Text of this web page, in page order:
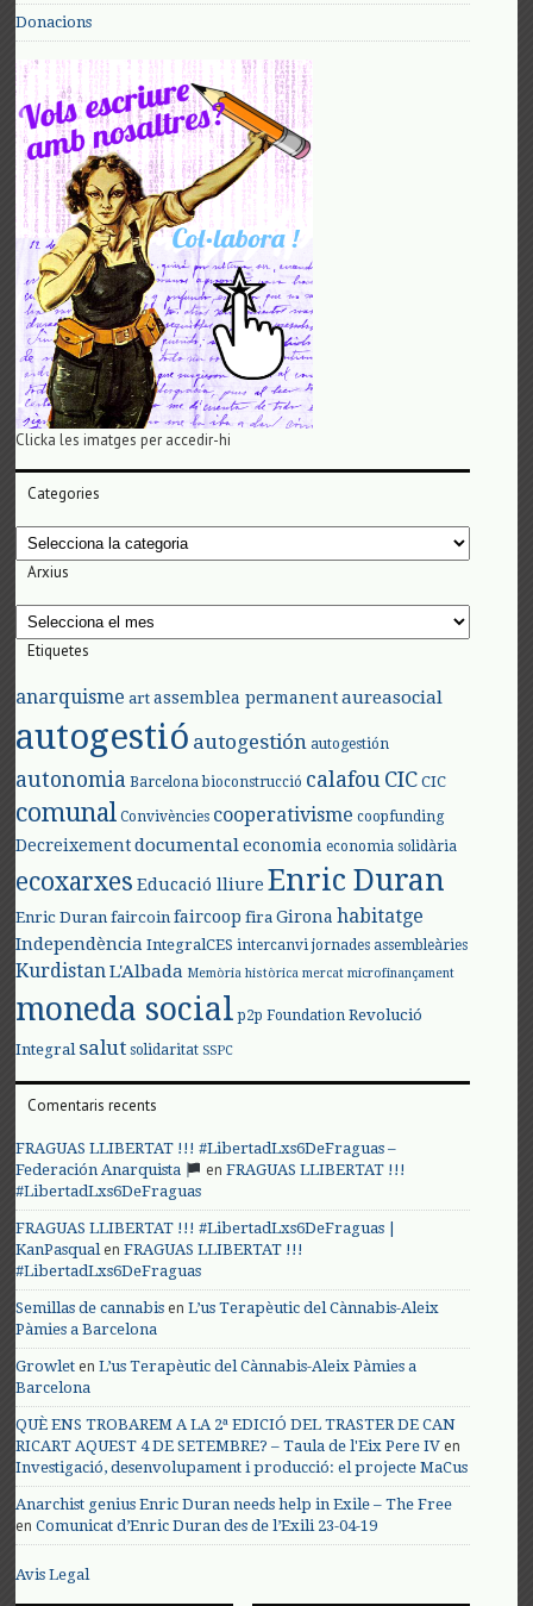
Donacions
Clicka les imatges per accedir-hi
Categories
Categories
Arxius
Arxius
Etiquetes
anarquisme art assemblea permanent aureasocial
autogestió autogestión autogestión
autonomia Barcelona bioconstrucció calafouCIC CIC
comunal Convivències cooperativisme coopfunding
Decreixement documental economia economia solidària
ecoxarxes Educació lliure Enric Duran
Enric Duran faircoin faircoop fira Girona habitatge
Independència IntegralCES intercanvi jornades assembleàries
KurdistanL'Albada Memòria històrica mercat microfinançament
moneda social p2p Foundation Revolució
Integral salut solidaritat SSPC
Comentaris recents
FRAGUAS LLIBERTAT !!! #LibertadLxs6DeFraguas –
Federación Anarquista
enFRAGUAS LLIBERTAT !!!
#LibertadLxs6DeFraguas
FRAGUAS LLIBERTAT !!! #LibertadLxs6DeFraguas |
KanPasqualenFRAGUAS LLIBERTAT !!!
#LibertadLxs6DeFraguas
Semillas de cannabis enL’us Terapèutic del Cànnabis-Aleix
Pàmies a Barcelona
Growlet enL’us Terapèutic del Cànnabis-Aleix Pàmies a
Barcelona
QUÈ ENS TROBAREM A LA 2ª EDICIÓ DEL TRASTER DE CAN
RICART AQUEST 4 DE SETEMBRE? – Taula de l'Eix Pere IV en
Investigació, desenvolupament i producció: el projecte MaCus
Anarchist genius Enric Duran needs help in Exile – The Free
enComunicat d’Enric Duran des de l’Exili 23-04-19
Avis Legal